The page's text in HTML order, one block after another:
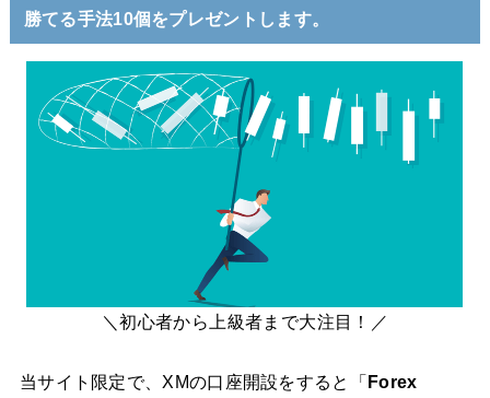
勝てる手法10個をプレゼントします。
＼初心者から上級者まで大注目！／
当サイト限定で、XMの口座開設をすると「 Forex